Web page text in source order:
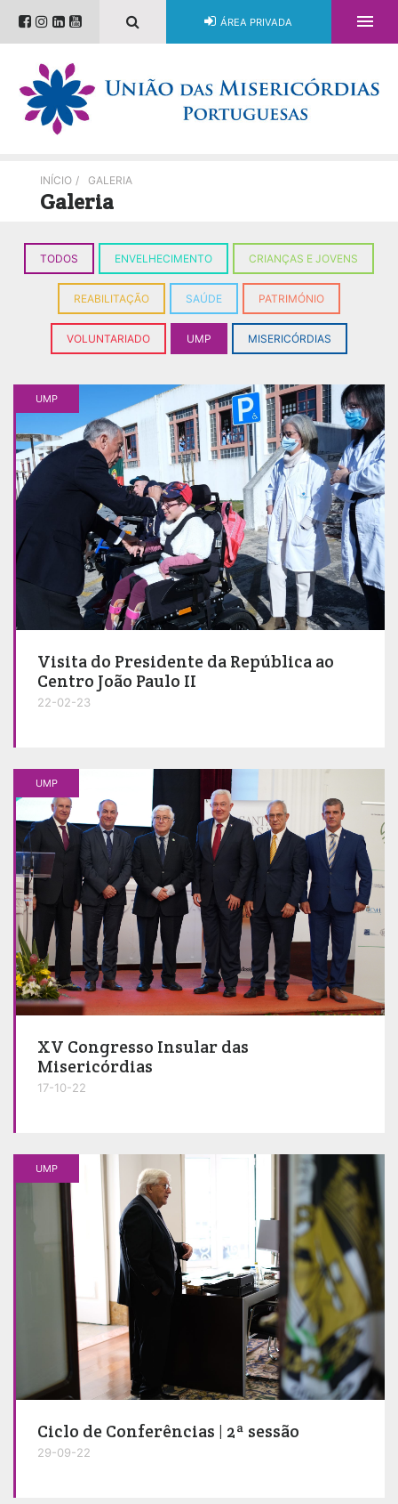
ÁREA PRIVADA 
INÍCIO / GALERIA
Galeria
TODOS ENVELHECIMENTO CRIANÇAS E JOVENS
REABILITAÇÃO SAÚDE PATRIMÓNIO
VOLUNTARIADO UMP MISERICÓRDIAS
UMP
Visita do Presidente da República ao
Centro João Paulo II
22-02-23
UMP
XV Congresso Insular das
Misericórdias
17-10-22
UMP
Ciclo de Conferências | 2ª sessão
29-09-22